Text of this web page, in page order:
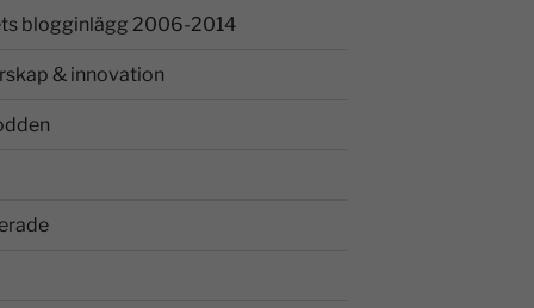
blogginlägg 2006-2014
& innovation